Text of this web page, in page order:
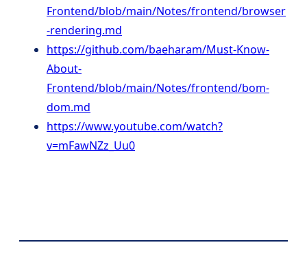
Frontend/blob/main/Notes/frontend/browser
-rendering.md
https://github.com/baeharam/Must-Know-
About-
Frontend/blob/main/Notes/frontend/bom-
dom.md
https://www.youtube.com/watch?
v=mFawNZz_Uu0